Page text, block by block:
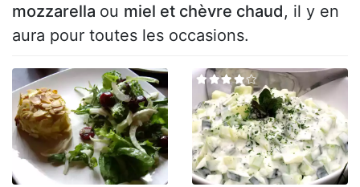
mozzarella ou miel et chèvre chaud, il y en
aura pour toutes les occasions.